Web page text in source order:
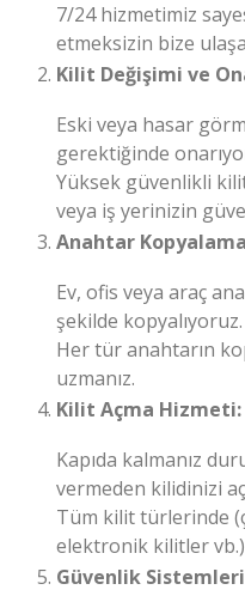
7/24 hizmetimiz
etmeksizin bize
Kilit Değişimi ve
Eski veya hasar
gerektiğinde
Yüksek güvenlikli
veya iş yerinizin
Anahtar
Ev, ofis veya araç
şekilde kopyalıyoruz.
Her tür anahtarın
uzmanız.
Kilit Açma Hizmeti:
Kapıda kalmanız
vermeden kilidinizi
Tüm kilit türlerinde
elektronik kilitler
Güvenlik